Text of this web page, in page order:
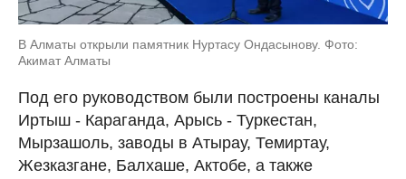
В Алматы открыли памятник Нуртасу Ондасынову. Фото:
Акимат Алматы
Под его руководством были построены каналы
Иртыш - Караганда, Арысь - Туркестан,
Мырзашоль, заводы в Атырау, Темиртау,
Жезказгане, Балхаше, Актобе, а также